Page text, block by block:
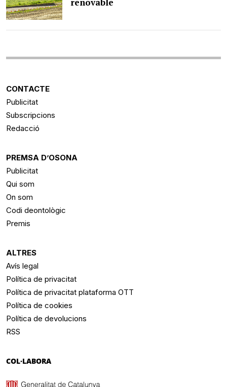
CONTACTE
Publicitat
Subscripcions
Redacció
PREMSA D’OSONA
Publicitat
Qui som
On som
Codi deontològic
Premis
ALTRES
Avís legal
Política de privacitat
Política de privacitat plataforma OTT
Política de cookies
Política de devolucions
RSS
COL·LABORA